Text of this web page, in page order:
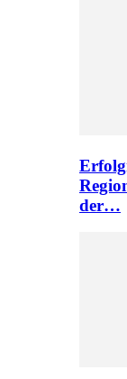
der…